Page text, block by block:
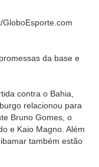
Fonte: Twitter do jornalista Felipe Schmidt‏/GloboEsporte.com
da base e
contra o Bahia,
relacionou para
Bruno Gomes, o
e Kaio Magno. Além
também estão